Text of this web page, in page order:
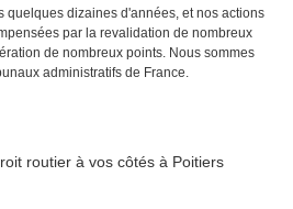
quelques dizaines d'années, et nos actions
par la revalidation de nombreux
de nombreux points. Nous sommes
administratifs de France.
routier à vos côtés à Poitiers